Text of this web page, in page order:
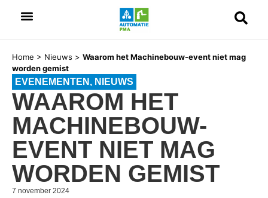
Home > Nieuws > Waarom het Machinebouw-event niet mag
worden gemist
EVENEMENTEN , NIEUWS
WAAROM HET
MACHINEBOUW-
EVENT NIET MAG
WORDEN GEMIST
7 november 2024